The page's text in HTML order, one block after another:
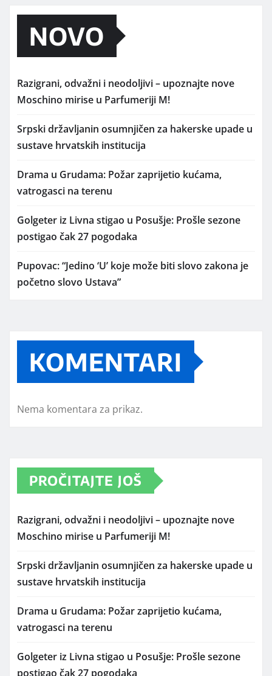
NOVO
Razigrani, odvažni i neodoljivi – upoznajte nove
Moschino mirise u Parfumeriji M!
Srpski državljanin osumnjičen za hakerske upade u
sustave hrvatskih institucija
Drama u Grudama: Požar zaprijetio kućama,
vatrogasci na terenu
Golgeter iz Livna stigao u Posušje: Prošle sezone
postigao čak 27 pogodaka
Pupovac: “Jedino ‘U’ koje može biti slovo zakona je
početno slovo Ustava”
KOMENTARI
Nema komentara za prikaz.
PROČITAJTE JOŠ
Razigrani, odvažni i neodoljivi – upoznajte nove
Moschino mirise u Parfumeriji M!
Srpski državljanin osumnjičen za hakerske upade u
sustave hrvatskih institucija
Drama u Grudama: Požar zaprijetio kućama,
vatrogasci na terenu
Golgeter iz Livna stigao u Posušje: Prošle sezone
postigao čak 27 pogodaka